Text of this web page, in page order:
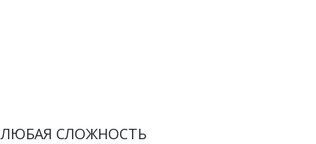
ЛЮБАЯ СЛОЖНОСТЬ